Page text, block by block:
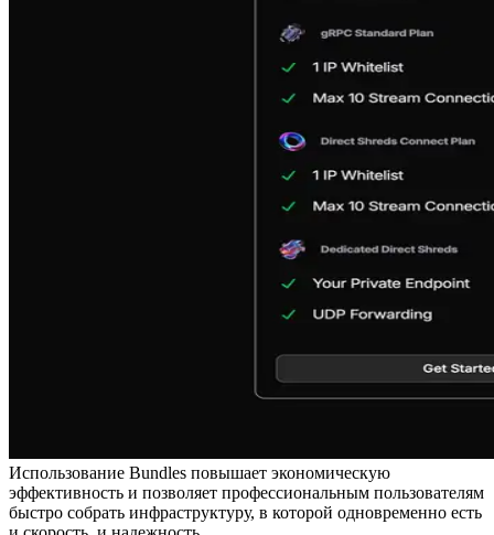
Использование Bundles повышает экономическую
эффективность и позволяет профессиональным пользователям
быстро собрать инфраструктуру, в которой одновременно есть